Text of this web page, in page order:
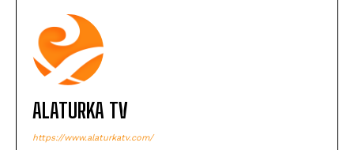
ALATURKA TV
https://www.alaturkatv.com/